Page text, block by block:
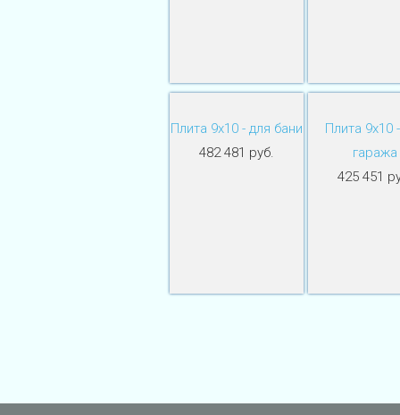
Плита 9х10 - для бани
482 481 руб.
Плита 9х10
гаража
425 451